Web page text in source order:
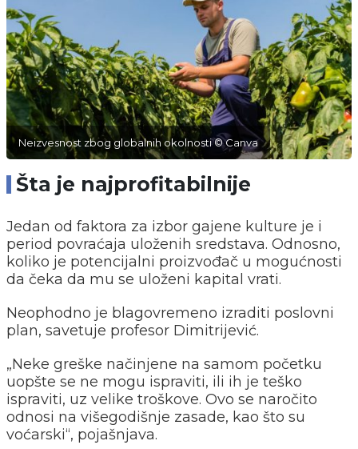
Neizvesnost zbog globalnih okolnosti © Canva
Šta je najprofitabilnije
Jedan od faktora za izbor gajene kulture je i
period povraćaja uloženih sredstava. Odnosno,
koliko je potencijalni proizvođač u mogućnosti
da čeka da mu se uloženi kapital vrati.
Neophodno je blagovremeno izraditi poslovni
plan, savetuje profesor Dimitrijević.
„Neke greške načinjene na samom početku
uopšte se ne mogu ispraviti, ili ih je teško
ispraviti, uz velike troškove. Ovo se naročito
odnosi na višegodišnje zasade, kao što su
voćarski“, pojašnjava.